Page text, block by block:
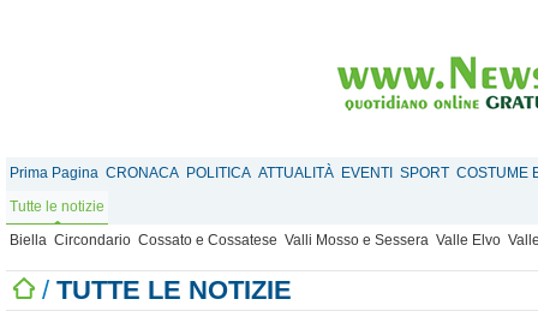
Prima Pagina CRONACA POLITICA ATTUALITÀ EVENTI SPORT COSTUME
Tutte le notizie
Biella Circondario Cossato e Cossatese Valli Mosso e Sessera Valle Elvo
/ TUTTE LE NOTIZIE